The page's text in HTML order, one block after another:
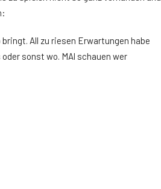
All zu riesen Erwartungen habe
sonst wo. MAl schauen wer